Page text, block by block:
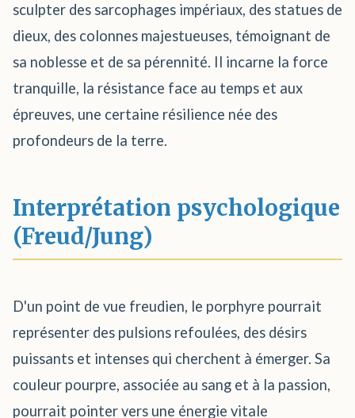
sculpter des sarcophages impériaux, des statues de
dieux, des colonnes majestueuses, témoignant de
sa noblesse et de sa pérennité. Il incarne la force
tranquille, la résistance face au temps et aux
épreuves, une certaine résilience née des
profondeurs de la terre.
Interprétation psychologique
(Freud/Jung)
D'un point de vue freudien, le porphyre pourrait
représenter des pulsions refoulées, des désirs
puissants et intenses qui cherchent à émerger. Sa
couleur pourpre, associée au sang et à la passion,
pourrait pointer vers une énergie vitale